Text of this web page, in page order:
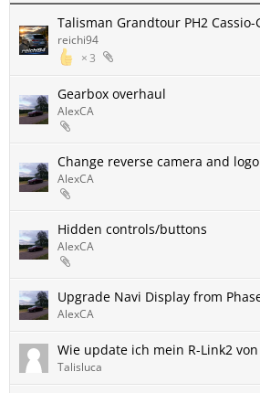
Talisman Grandtour PH2 Cassio-
3
reichi94
Gearbox overhaul
AlexCA
Change reverse camera and
AlexCA
Hidden controls/buttons
AlexCA
Upgrade Navi Display from
AlexCA
Wie update ich mein R-Link2
Talisluca